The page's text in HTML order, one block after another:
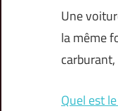
Une
la même
Quel est